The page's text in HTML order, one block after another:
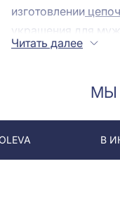
изготовлении
украшения для
возрастов. В
обладает массой
Читать далее
МЫ
В ИНСТАГРАМ